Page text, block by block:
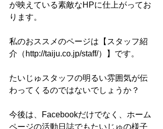
が映えている素敵なHPに仕上がってお
ります。
私のおススメのページは【スタッフ紹
介（http://taiju.co.jp/staff/）】です。
たいじゅスタッフの明るい雰囲気が伝
わってくるのではないでしょうか？
今後は、Facebookだけでなく、ホーム
ページの活動日誌でもたいじゅの様子